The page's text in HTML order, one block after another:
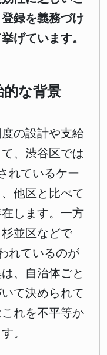
録を義務づけ
げています。
的な背景
の設計や支給
、渋谷区では
れているケー
他区と比べて
します。一方
並区などで
れているのが
、自治体ごと
て決められて
れを不平等か
。